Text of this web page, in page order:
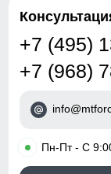
+7 (495)
+7 (968)
• Пн-Пт - С